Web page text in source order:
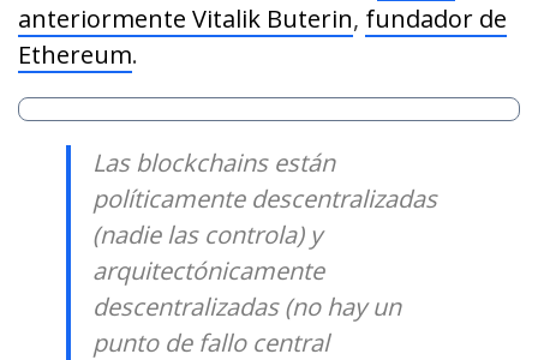
anteriormente Vitalik Buterin, fundador de
Ethereum.
Las blockchains están
políticamente descentralizadas
(nadie las controla) y
arquitectónicamente
descentralizadas (no hay un
punto de fallo central